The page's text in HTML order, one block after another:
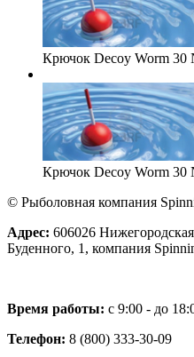
Крючок Decoy Worm
Крючок Decoy Worm
© Рыболовная компания
Адрес: 606026
Буденного, 1, компания
Время работы: с 9:00 - до
Телефон: 8 (800) 333-30-09